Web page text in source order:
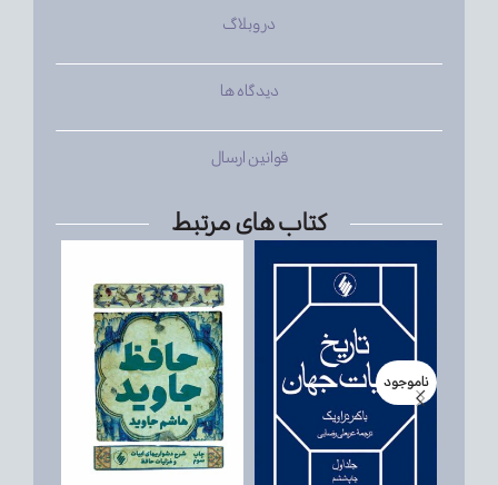
در وبلاگ
دیدگاه ها
قوانین ارسال
کتاب های مرتبط
ناموجود